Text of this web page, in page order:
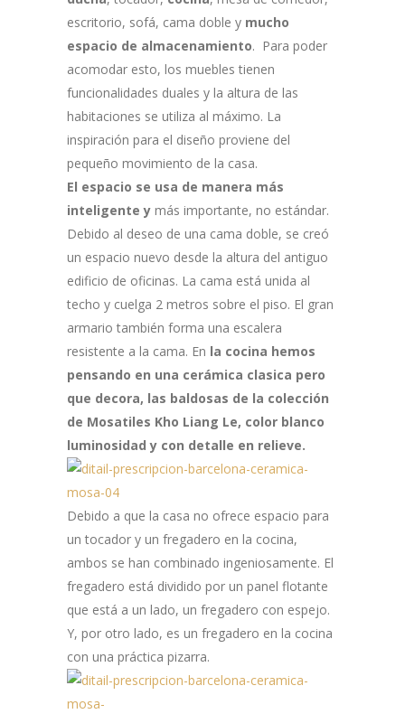
escritorio, sofá, cama doble y mucho
espacio de almacenamiento. Para poder
acomodar esto, los muebles tienen
funcionalidades duales y la altura de las
habitaciones se utiliza al máximo. La
inspiración para el diseño proviene del
pequeño movimiento de la casa.
El espacio se usa de manera más
inteligente y más importante, no estándar.
Debido al deseo de una cama doble, se creó
un espacio nuevo desde la altura del antiguo
edificio de oficinas. La cama está unida al
techo y cuelga 2 metros sobre el piso. El gran
armario también forma una escalera
resistente a la cama. En la cocina hemos
pensando en una cerámica clasica pero
que decora, las baldosas de la colección
de Mosatiles Kho Liang Le, color blanco
luminosidad y con detalle en relieve.
Debido a que la casa no ofrece espacio para
un tocador y un fregadero en la cocina,
ambos se han combinado ingeniosamente. El
fregadero está dividido por un panel flotante
que está a un lado, un fregadero con espejo.
Y, por otro lado, es un fregadero en la cocina
con una práctica pizarra.